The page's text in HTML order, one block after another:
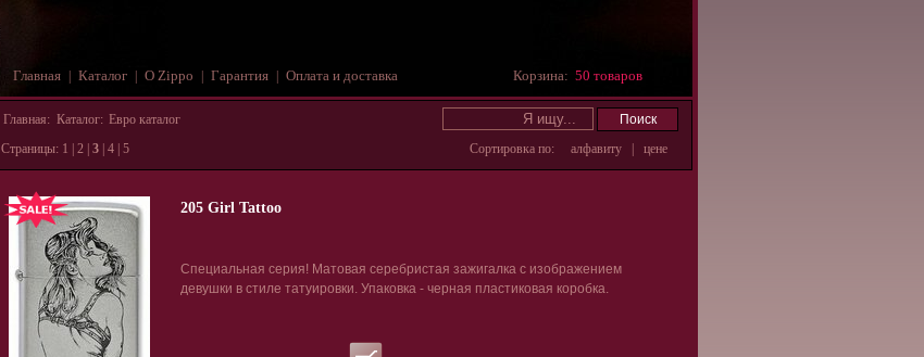
Главная Каталог О Zippo Гарантия Оплата и доставка Корзина: 50 товаров
Главная: Каталог: Евро каталог
Страницы: 1 2 3 4 5 Сортировка по: алфавиту цене
205 Girl Tattoo
Специальная серия! Матовая серебристая зажигалка с изображением
девушки в стиле татуировки. Упаковка - черная пластиковая коробка.